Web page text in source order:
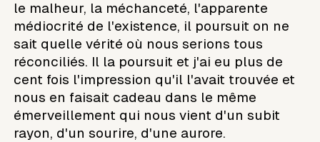
le malheur, la méchanceté, l'apparente
médiocrité de l'existence, il poursuit on ne
sait quelle vérité où nous serions tous
réconciliés. Il la poursuit et j'ai eu plus de
cent fois l'impression qu'il l'avait trouvée et
nous en faisait cadeau dans le même
émerveillement qui nous vient d'un subit
rayon, d'un sourire, d'une aurore.